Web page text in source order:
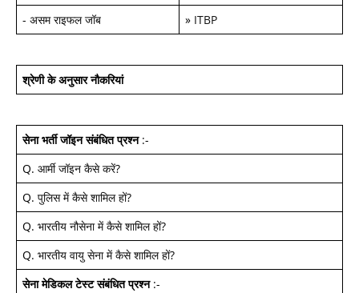
- असम राइफल जॉब » ITBP
श्रेणी के अनुसार नौकरियां
सेना भर्ती जॉइन संबंधित प्रश्न:-
Q. आर्मी जॉइन कैसे करें?
Q. पुलिस में कैसे शामिल हों?
Q. भारतीय नौसेना में कैसे शामिल हों?
Q. भारतीय वायु सेना में कैसे शामिल हों?
सेना मेडिकल टेस्ट संबंधित प्रश्न:-